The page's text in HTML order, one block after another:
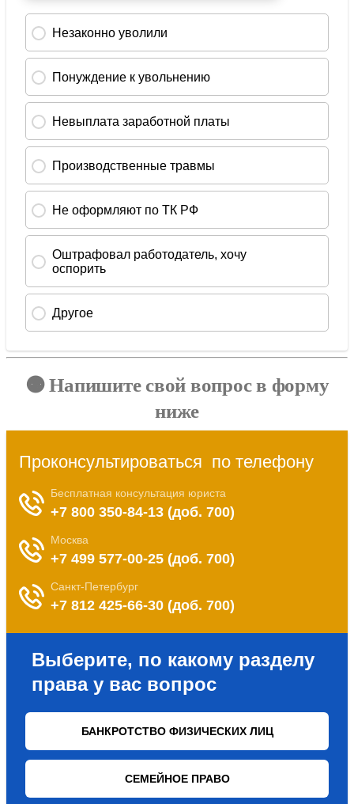
🟠 Напишите свой вопрос в форму
ниже